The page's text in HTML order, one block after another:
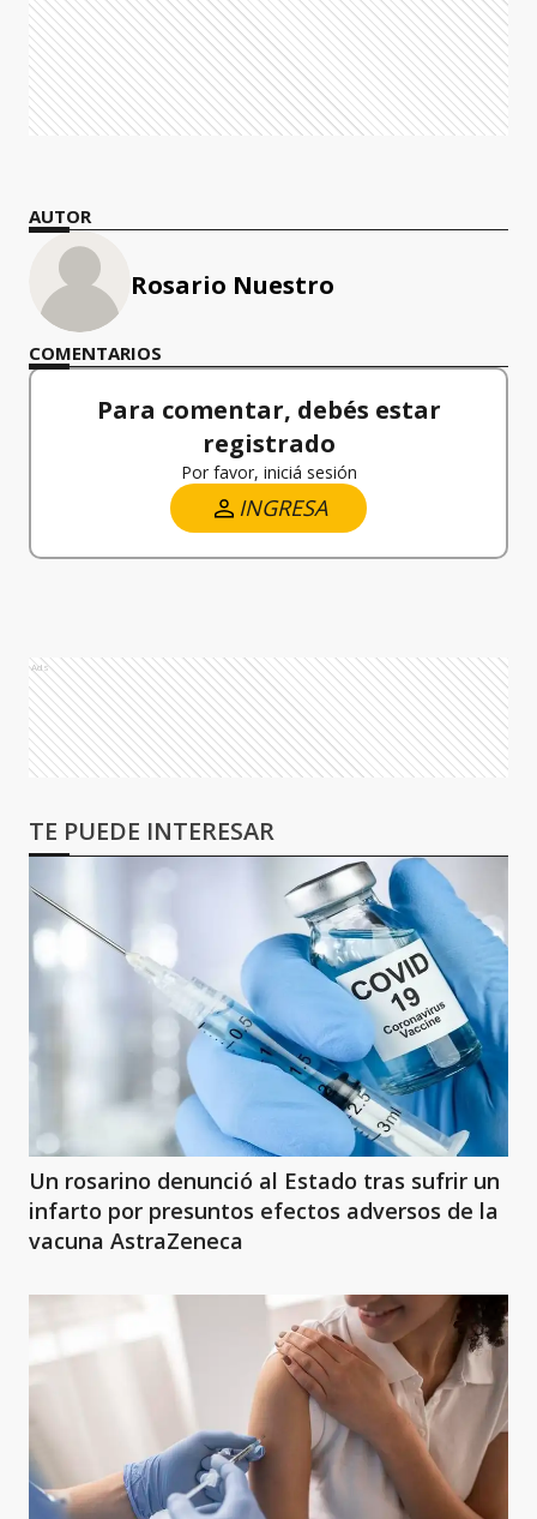
AUTOR
Rosario Nuestro
COMENTARIOS
Para comentar, debés estar
registrado
Por favor, iniciá sesión
INGRESA
Ads
TE PUEDE INTERESAR
Un rosarino denunció al Estado tras sufrir un
infarto por presuntos efectos adversos de la
vacuna AstraZeneca